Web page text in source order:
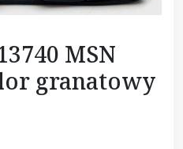
MSN
granatowy